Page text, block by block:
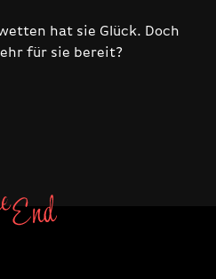
hat sie Glück. Doch
für sie bereit?